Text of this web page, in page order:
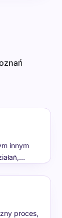
innym
proces,